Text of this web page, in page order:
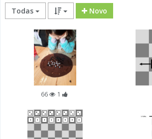
Todas Novo
66 1